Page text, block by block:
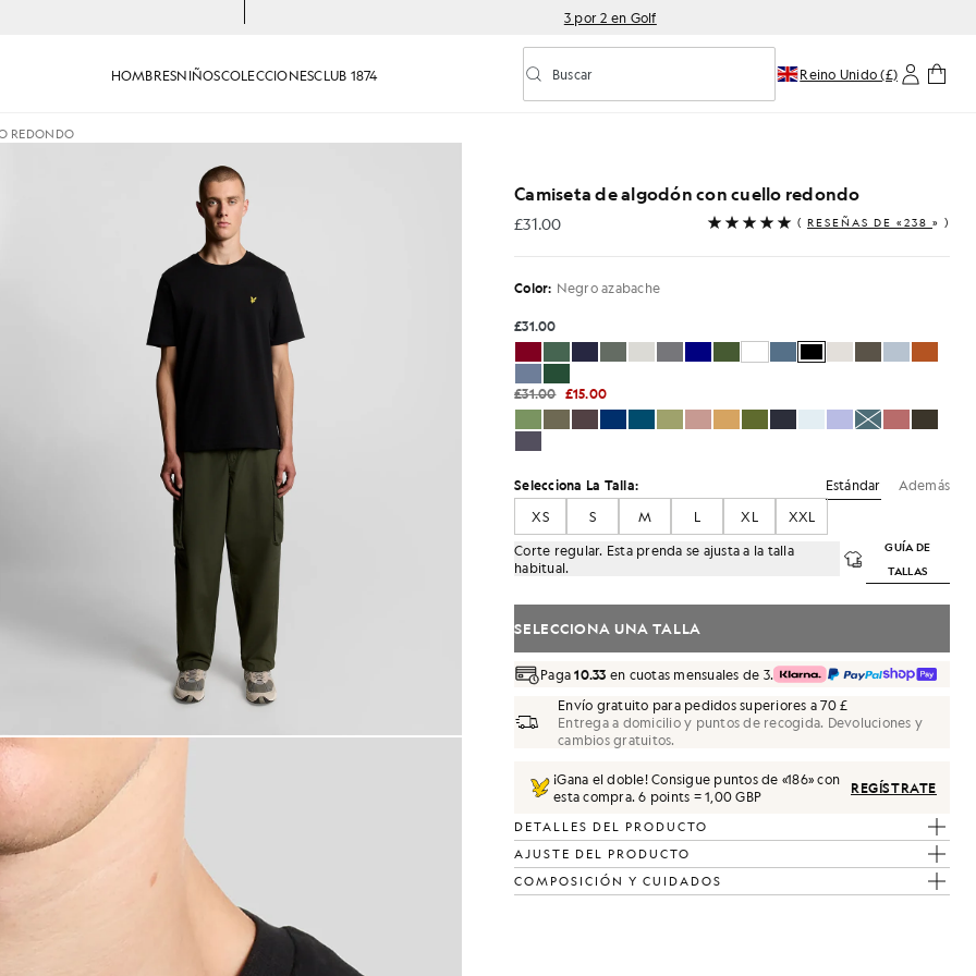
3 por 2 en Golf
HOMBRESNIÑOSCOLECCIONESCLUB 1874 Activar/desactivar la búsqueda predictiva
Buscar Reino Unido (£)
REDONDO
con camiseta de algodón de cuello redondo en negro azabache
Camiseta de algodón con cuello redondo
£31.00
£31.00 ( RESEÑAS DE «238 » )
Color: Negro azabache
£31.00
£31.00 £15.00
Selecciona La Talla: Estándar
Además
XS
S M L XL
XXL
Corte regular. Esta prenda se ajusta a la talla
habitual.
GUÍA DE
TALLAS
SELECCIONA UNA TALLA
Paga10.33 en cuotas mensuales de 3.
Envío gratuito para pedidos superiores a 70 £
Entrega a domicilio y puntos de recogida. Devoluciones y
cambios gratuitos.
¡Gana el doble! Consigue puntos de «186» con
esta compra.6 points = 1,00 GBP REGÍSTRATE
DETALLES DEL PRODUCTO
AJUSTE DEL PRODUCTO
COMPOSICIÓN Y CUIDADOS